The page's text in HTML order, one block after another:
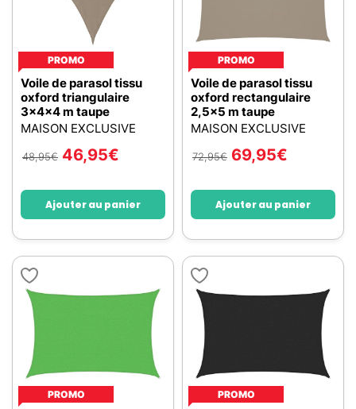
PROMO
Voile de parasol tissu
oxford triangulaire
3x4x4 m taupe
MAISON EXCLUSIVE
48,95€ 46,95€
Ajouter au panier
PROMO
Voile de parasol tissu
oxford rectangulaire
2,5x5 m taupe
MAISON EXCLUSIVE
72,95€ 69,95€
Ajouter au panier
PROMO PROMO